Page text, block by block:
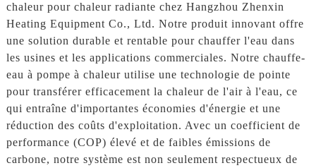
chaleur pour chaleur radiante chez Hangzhou Zhenxin
Heating Equipment Co., Ltd. Notre produit innovant offre
une solution durable et rentable pour chauffer l'eau dans
les usines et les applications commerciales. Notre chauffe-
eau à pompe à chaleur utilise une technologie de pointe
pour transférer efficacement la chaleur de l'air à l'eau, ce
qui entraîne d'importantes économies d'énergie et une
réduction des coûts d'exploitation. Avec un coefficient de
performance (COP) élevé et de faibles émissions de
carbone, notre système est non seulement respectueux de